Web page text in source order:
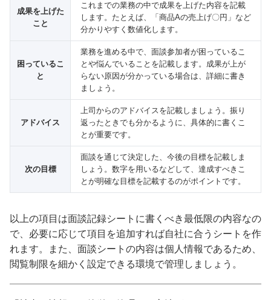
成果を上げた
こと
これまでの業務の中で成果を上げた内容を記載
します。たとえば、「商品Aの売上げ〇円」など
分かりやすく数値化します。
困っているこ
と
業務を進める中で、面談参加者が困っているこ
とや悩んでいることを記載します。成果が上が
らない原因が分かっている場合は、詳細に書き
ましょう。
アドバイス
上司からのアドバイスを記載しましょう。振り
返ったときでも分かるように、具体的に書くこ
とが重要です。
次の目標
面談を通じて決定した、今後の目標を記載しま
しょう。数字を用いるなどして、達成すべきこ
とが明確な目標を記載するのがポイントです。
以上の項目は面談記録シートに書くべき最低限の内容なの
で、必要に応じて項目を追加すれば自社に合うシートを作
れます。また、面談シートの内容は個人情報であるため、
閲覧制限を細かく設定できる環境で管理しましょう。